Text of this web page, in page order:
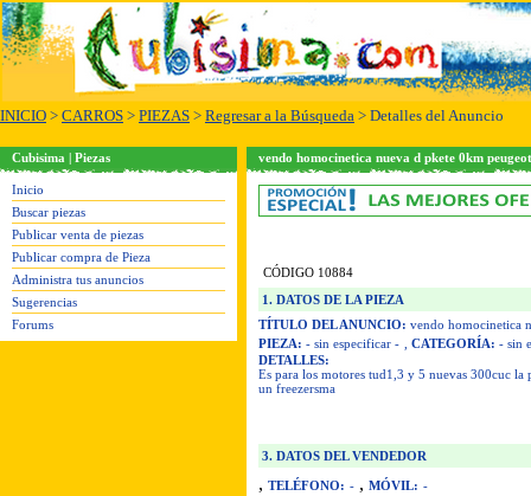
INICIO > CARROS > PIEZAS > Regresar a la Búsqueda > Detalles del Anuncio
Cubisima | Piezas
Inicio
Buscar piezas
Publicar venta de piezas
Publicar compra de Pieza
Administra tus anuncios
Sugerencias
Forums
vendo homocinetica nueva d pkete 0km
CÓDIGO 10884
1. DATOS DE LA PIEZA
TÍTULO DEL ANUNCIO: vendo homocinetica
PIEZA: - sin especificar - CATEGORÍA: - sin
DETALLES:
Es para los motores tud1,3 y 5 nuevas 300cuc
un freezersma
3. DATOS DEL VENDEDOR
, TELÉFONO: - , MÓVIL: -